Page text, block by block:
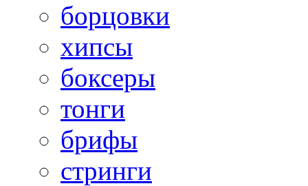
борцовки
хипсы
боксеры
тонги
брифы
стринги